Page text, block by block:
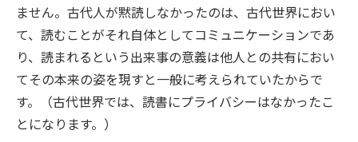
ません。古代人が黙読しなかったのは、古代世界におい
て、読むことがそれ自体としてコミュニケーションであ
り、読まれるという出来事の意義は他人との共有におい
てその本来の姿を現すと一般に考えられていたからで
す。（古代世界では、読書にプライバシーはなかったこ
とになります。）